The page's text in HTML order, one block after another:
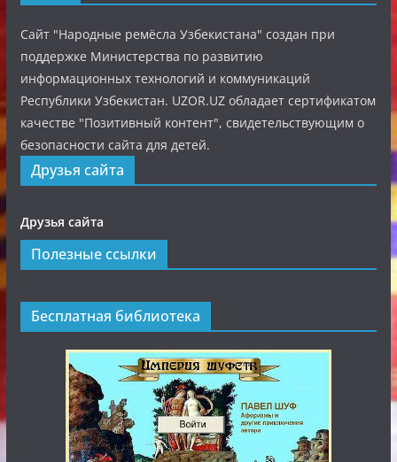
Сайт "Народные ремёсла Узбекистана" создан при
поддержке Министерства по развитию
информационных технологий и коммуникаций
Республики Узбекистан. UZOR.UZ обладает сертификатом
качестве "Позитивный контент", свидетельствующим о
безопасности сайта для детей.
Друзья сайта
Друзья сайта
Полезные ссылки
Бесплатная библиотека